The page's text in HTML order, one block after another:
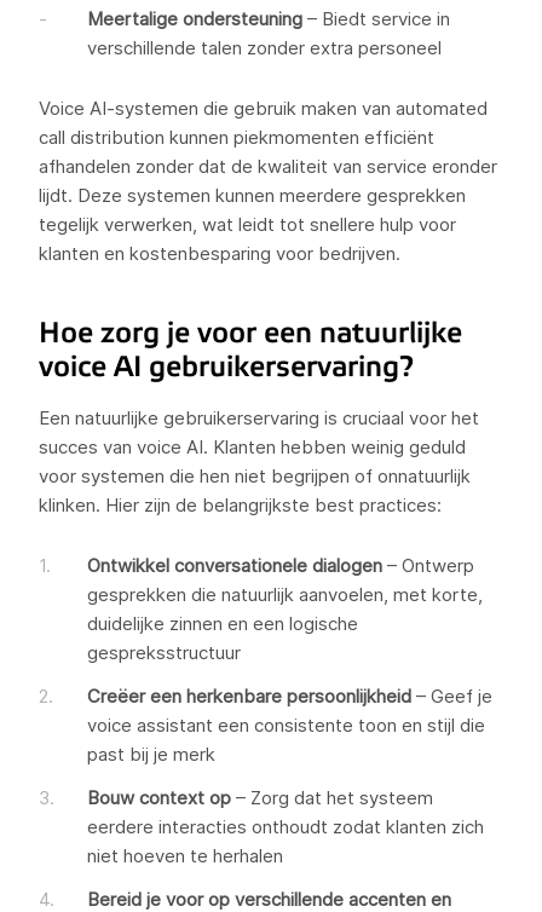
Meertalige ondersteuning – Biedt service in
verschillende talen zonder extra personeel
Voice AI-systemen die gebruik maken van automated
call distribution kunnen piekmomenten efficiënt
afhandelen zonder dat de kwaliteit van service eronder
lijdt. Deze systemen kunnen meerdere gesprekken
tegelijk verwerken, wat leidt tot snellere hulp voor
klanten en kostenbesparing voor bedrijven.
Hoe zorg je voor een natuurlijke
voice AI gebruikerservaring?
Een natuurlijke gebruikerservaring is cruciaal voor het
succes van voice AI. Klanten hebben weinig geduld
voor systemen die hen niet begrijpen of onnatuurlijk
klinken. Hier zijn de belangrijkste best practices:
Ontwikkel conversationele dialogen – Ontwerp
gesprekken die natuurlijk aanvoelen, met korte,
duidelijke zinnen en een logische
gespreksstructuur
Creëer een herkenbare persoonlijkheid – Geef je
voice assistant een consistente toon en stijl die
past bij je merk
Bouw context op – Zorg dat het systeem
eerdere interacties onthoudt zodat klanten zich
niet hoeven te herhalen
Bereid je voor op verschillende accenten en